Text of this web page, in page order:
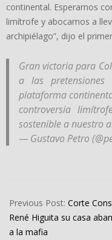
continental. Esperamos
limítrofe y abocarnos a
archipiélago”, dijo el
Gran victoria para
a las
plataforma
controversia
sostenible a nuestro
— Gustavo Petro
07-
14
Previous Post: Corte
René Higuita su casa
a la mafia